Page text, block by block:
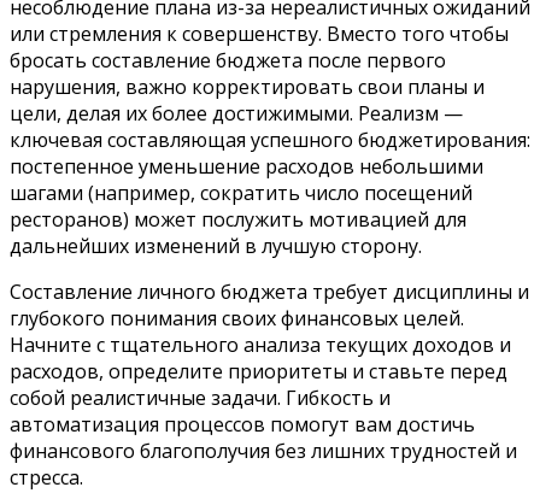
несоблюдение плана из-за нереалистичных ожиданий
или стремления к совершенству. Вместо того чтобы
бросать составление бюджета после первого
нарушения, важно корректировать свои планы и
цели, делая их более достижимыми. Реализм —
ключевая составляющая успешного бюджетирования:
постепенное уменьшение расходов небольшими
шагами (например, сократить число посещений
ресторанов) может послужить мотивацией для
дальнейших изменений в лучшую сторону.
Составление личного бюджета требует дисциплины и
глубокого понимания своих финансовых целей.
Начните с тщательного анализа текущих доходов и
расходов, определите приоритеты и ставьте перед
собой реалистичные задачи. Гибкость и
автоматизация процессов помогут вам достичь
финансового благополучия без лишних трудностей и
стресса.